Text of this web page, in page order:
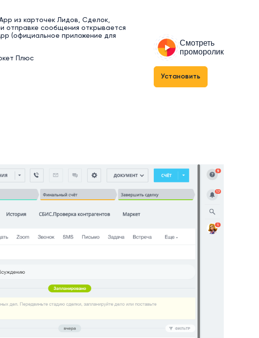
из карточек Лидов, Сделок,
отправке сообщения открывается
(официальное приложение для
Плюс
Смотреть
проморолик
Установить